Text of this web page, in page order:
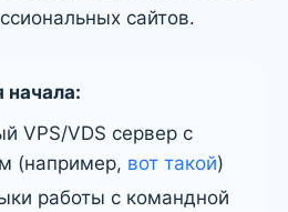
сайтов.
начала:
VPS/VDS сервер с
(например, вот такой)
работы с командной